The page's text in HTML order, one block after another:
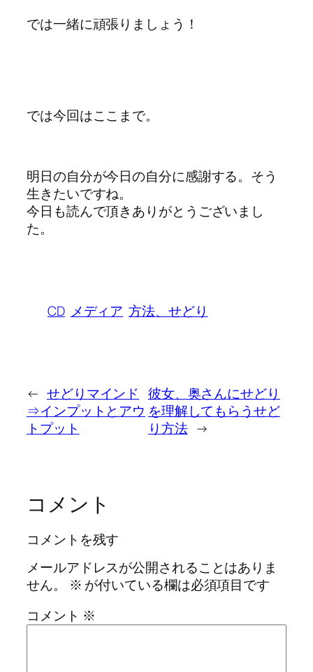
では一緒に頑張りましょう！
では今回はここまで。
明日の自分が今日の自分に感謝する。そう
生きたいですね。
今日も読んで頂きありがとうございまし
た。
CD メディア 方法、せどり
← せどりマインド
⇒インプットとアウ
トプット
彼女、奥さんにせどり
を理解してもらうせど
り方法 →
コメント
コメントを残す
メールアドレスが公開されることはありま
せん。
※ が付いている欄は必須項目です
コメント ※